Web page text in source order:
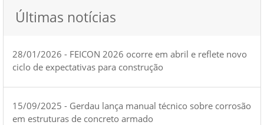
Últimas notícias
28/01/2026 - FEICON 2026 ocorre em abril e reflete novo
ciclo de expectativas para construção
15/09/2025 - Gerdau lança manual técnico sobre corrosão
em estruturas de concreto armado